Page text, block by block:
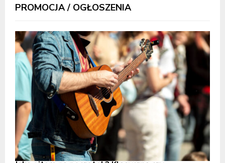
PROMOCJA / OGŁOSZENIA